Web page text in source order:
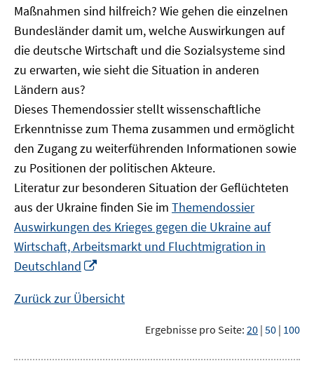
Maßnahmen sind hilfreich? Wie gehen die einzelnen
Bundesländer damit um, welche Auswirkungen auf
die deutsche Wirtschaft und die Sozialsysteme sind
zu erwarten, wie sieht die Situation in anderen
Ländern aus?
Dieses Themendossier stellt wissenschaftliche
Erkenntnisse zum Thema zusammen und ermöglicht
den Zugang zu weiterführenden Informationen sowie
zu Positionen der politischen Akteure.
Literatur zur besonderen Situation der Geflüchteten
aus der Ukraine finden Sie im Themendossier
Auswirkungen des Krieges gegen die Ukraine auf
Wirtschaft, Arbeitsmarkt und Fluchtmigration in
Deutschland
Fenster
Zurück zur Übersicht
Ergebnisse pro Seite: 20 | 50 | 100